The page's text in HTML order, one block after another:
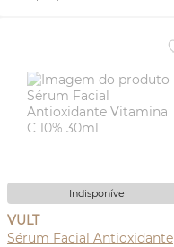
Indisponível
VULT
Sérum Facial Antioxidante